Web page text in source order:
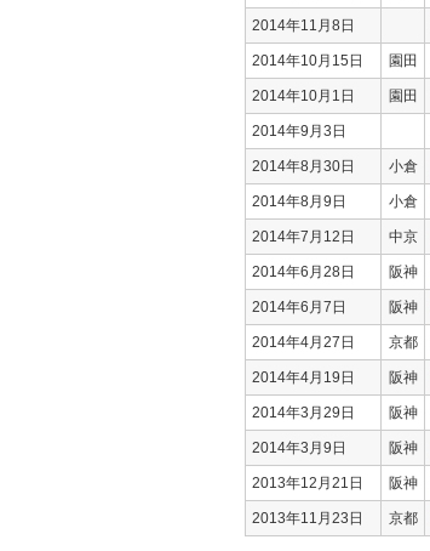
2014年11月8日
2014年10月15日 園田
2014年10月1日 園田
2014年9月3日
2014年8月30日 小倉
2014年8月9日 小倉
2014年7月12日 中京
2014年6月28日 阪神
2014年6月7日 阪神
2014年4月27日 京都
2014年4月19日 阪神
2014年3月29日 阪神
2014年3月9日 阪神
2013年12月21日 阪神
2013年11月23日 京都